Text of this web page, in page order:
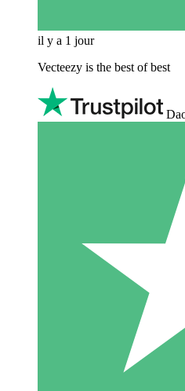
il y a 1 jour
Vecteezy is the best of best